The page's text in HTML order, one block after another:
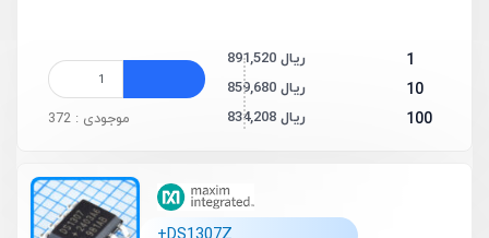
1 891,520 ریال
10 859,680 ریال
100 834,208 ریال موجودی : 372